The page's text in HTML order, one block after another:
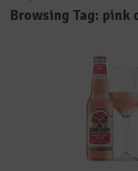
Browsing Tag: pink